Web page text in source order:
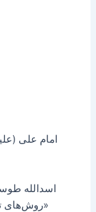
«روش‌های